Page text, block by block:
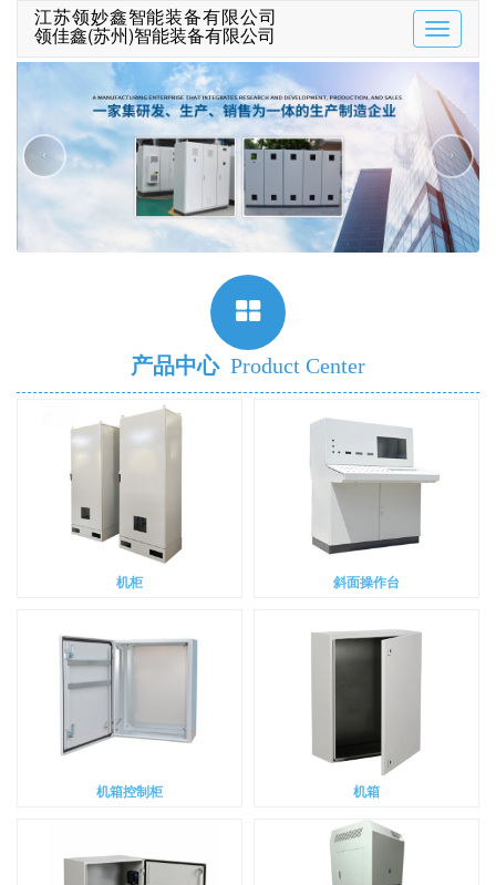
Toggle
江苏领妙鑫智能装备有限公司
领佳鑫(苏州)智能装备有限公司
‹ ›
产品中心 Product Center
机柜 斜面操作台
机箱控制柜 机箱